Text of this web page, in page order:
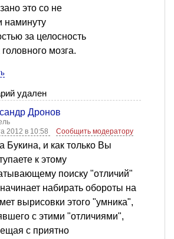
это со не
наминуту
за целосность
мозга.
удален
Дронов
2012 в 10:58
Сообщить модератору
Букина, и как только Вы
к этому
поиску "отличий"
набирать обороты на
вырисовки этого "умника",
с этими "отличиями",
с приятно